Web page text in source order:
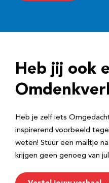
r
e
Heb jij ook
Heb je zelf iets
inspirerend voorbeeld
weten! Stuur een mailtje
krijgen geen genoeg van